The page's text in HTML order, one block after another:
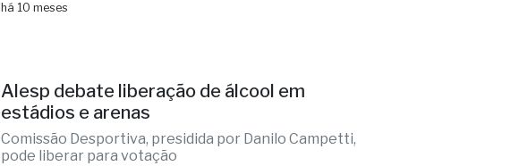
há 10 meses
Alesp debate liberação de álcool em
estádios e arenas
Comissão Desportiva, presidida por Danilo Campetti,
pode liberar para votação